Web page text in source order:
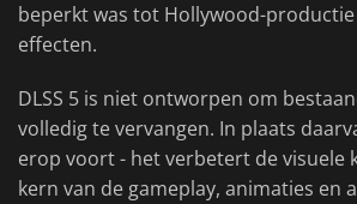
beperkt was tot Hollywood-
effecten.
DLSS 5 is niet ontworpen om
volledig te vervangen. In plaats
erop voort - het verbetert de visuele
kern van de gameplay, animaties en